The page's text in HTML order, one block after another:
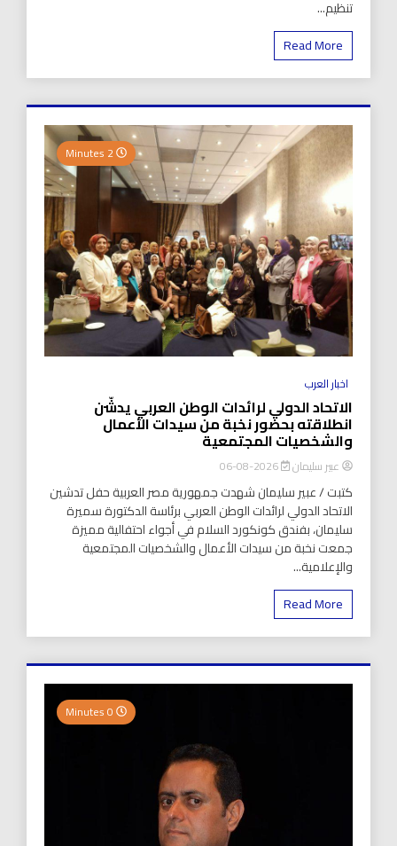
تنظيم...
Read More
اخبار العرب
الاتحاد الدولي لرائدات الوطن العربي يدشّن
انطلاقته بحضور نخبة من سيدات الأعمال
والشخصيات المجتمعية
عبير سليمان 2026-08-06
كتبت / عبير سليمان شهدت جمهورية مصر العربية حفل تدشين
الاتحاد الدولي لرائدات الوطن العربي برئاسة الدكتورة سميرة
سليمان، بفندق كونكورد السلام في أجواء احتفالية مميزة
جمعت نخبة من سيدات الأعمال والشخصيات المجتمعية
والإعلامية...
Read More